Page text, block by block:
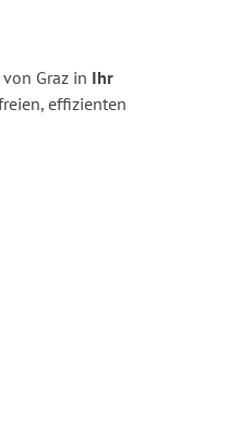
Graz in Ihr
effizienten